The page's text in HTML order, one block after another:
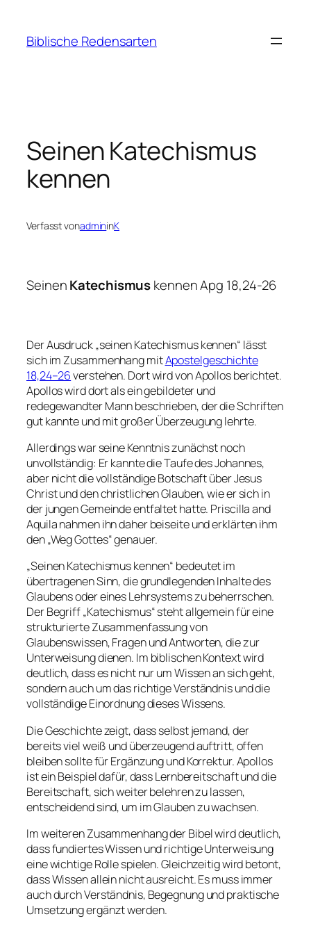
springen
Biblische Redensarten
Seinen Katechismus
kennen
Verfasst vonadmininK
SeinenKatechismuskennen Apg 18,24-26
Der Ausdruck „seinen Katechismus kennen“ lässt
sich im Zusammenhang mitApostelgeschichte
18,24–26verstehen. Dort wird von Apollos berichtet.
Apollos wird dort als ein gebildeter und
redegewandter Mann beschrieben, der die Schriften
gut kannte und mit großer Überzeugung lehrte.
Allerdings war seine Kenntnis zunächst noch
unvollständig: Er kannte die Taufe des Johannes,
aber nicht die vollständige Botschaft über Jesus
Christ und den christlichen Glauben, wie er sich in
der jungen Gemeinde entfaltet hatte. Priscilla and
Aquila nahmen ihn daher beiseite und erklärten ihm
den „Weg Gottes“ genauer.
„Seinen Katechismus kennen“ bedeutet im
übertragenen Sinn, die grundlegenden Inhalte des
Glaubens oder eines Lehrsystems zu beherrschen.
Der Begriff „Katechismus“ steht allgemein für eine
strukturierte Zusammenfassung von
Glaubenswissen, Fragen und Antworten, die zur
Unterweisung dienen. Im biblischen Kontext wird
deutlich, dass es nicht nur um Wissen an sich geht,
sondern auch um das richtige Verständnis und die
vollständige Einordnung dieses Wissens.
Die Geschichte zeigt, dass selbst jemand, der
bereits viel weiß und überzeugend auftritt, offen
bleiben sollte für Ergänzung und Korrektur. Apollos
ist ein Beispiel dafür, dass Lernbereitschaft und die
Bereitschaft, sich weiter belehren zu lassen,
entscheidend sind, um im Glauben zu wachsen.
Im weiteren Zusammenhang der Bibel wird deutlich,
dass fundiertes Wissen und richtige Unterweisung
eine wichtige Rolle spielen. Gleichzeitig wird betont,
dass Wissen allein nicht ausreicht. Es muss immer
auch durch Verständnis, Begegnung und praktische
Umsetzung ergänzt werden.